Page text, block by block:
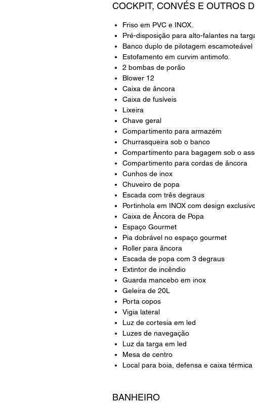
COCKPIT, CONVÉS E OUTROS
Friso em PVC e INOX.
Pré-disposição para alto-falantes na
Banco duplo de pilotagem escamoteável
Estofamento em curvim antimofo.
2 bombas de porão
Blower 12
Caixa de âncora
Caixa de fusíveis
Lixeira
Chave geral
Compartimento para armazém
Churrasqueira sob o banco
Compartimento para bagagem sob o
Compartimento para cordas de âncora
Cunhos de inox
Chuveiro de popa
Escada com três degraus
Portinhola em INOX com design
Caixa de Âncora de Popa
Espaço Gourmet
Pia dobrável no espaço gourmet
Roller para âncora
Escada de popa com 3 degraus
Extintor de incêndio
Guarda mancebo em inox
Geleira de 20L
Porta copos
Vigia lateral
Luz de cortesia em led
Luzes de navegação
Luz da targa em led
Mesa de centro
Local para boia, defensa e caixa térmica
BANHEIRO